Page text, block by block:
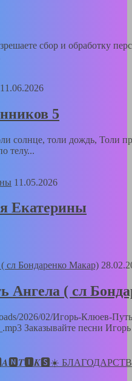
сбор и обработку
11.06.2026
5
солнце, толи дождь, Толи
телу...
11.05.2026
Екатерины
( сл
2026/02/Игорь-Клюев-
Заказывайте песни